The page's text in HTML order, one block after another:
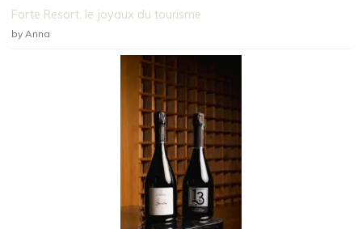
Forte Resort, le joyaux du tourisme
by Anna